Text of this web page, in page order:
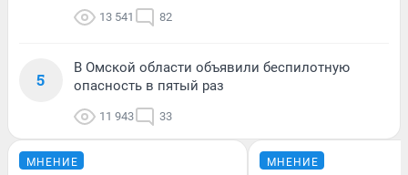
13 541 82
5
В Омской области объявили беспилотную
опасность в пятый раз
11 943 33
МНЕНИЕ МНЕНИЕ